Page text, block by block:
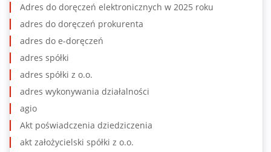
Adres do doręczeń elektronicznych w 2025 roku
adres do doręczeń prokurenta
adres do e-doręczeń
adres spółki
adres spółki z o.o.
adres wykonywania działalności
agio
Akt poświadczenia dziedziczenia
akt założycielski spółki z o.o.